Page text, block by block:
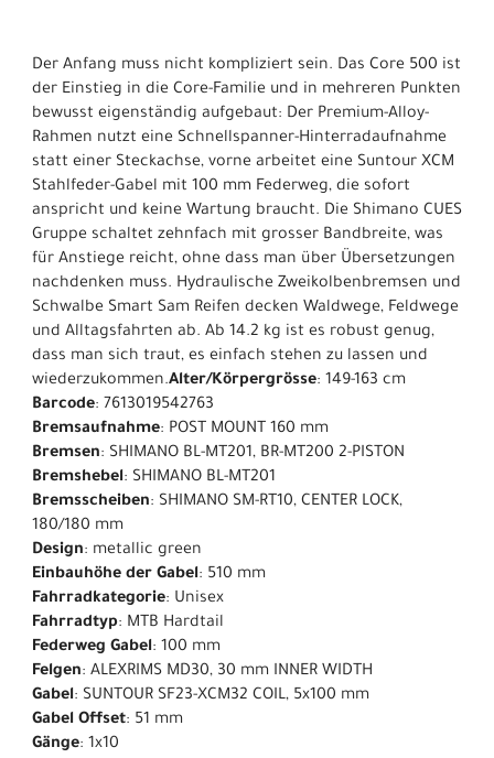
Der Anfang muss nicht kompliziert sein. Das Core 500 ist
der Einstieg in die Core-Familie und in mehreren Punkten
bewusst eigenständig aufgebaut: Der Premium-Alloy-
Rahmen nutzt eine Schnellspanner-Hinterradaufnahme
statt einer Steckachse, vorne arbeitet eine Suntour XCM
Stahlfeder-Gabel mit 100 mm Federweg, die sofort
anspricht und keine Wartung braucht. Die Shimano CUES
Gruppe schaltet zehnfach mit grosser Bandbreite, was
für Anstiege reicht, ohne dass man über Übersetzungen
nachdenken muss. Hydraulische Zweikolbenbremsen und
Schwalbe Smart Sam Reifen decken Waldwege, Feldwege
und Alltagsfahrten ab. Ab 14.2 kg ist es robust genug,
dass man sich traut, es einfach stehen zu lassen und
wiederzukommen.Alter/Körpergrösse: 149-163 cm
Barcode: 7613019542763
Bremsaufnahme: POST MOUNT 160 mm
Bremsen: SHIMANO BL-MT201, BR-MT200 2-PISTON
Bremshebel: SHIMANO BL-MT201
Bremsscheiben: SHIMANO SM-RT10, CENTER LOCK,
180/180 mm
Design: metallic green
Einbauhöhe der Gabel: 510 mm
Fahrradkategorie: Unisex
Fahrradtyp: MTB Hardtail
Federweg Gabel: 100 mm
Felgen: ALEXRIMS MD30, 30 mm INNER WIDTH
Gabel: SUNTOUR SF23-XCM32 COIL, 5x100 mm
Gabel Offset: 51 mm
Gänge: 1x10